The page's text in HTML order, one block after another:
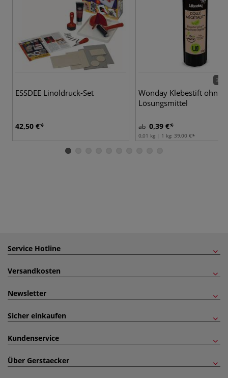
ESSDEE Linoldruck-Set
42,50 €
3
Wonday Klebestift ohne
Lösungsmittel
ab 0,39 €
0,01 kg | 1 kg: 39,00 €
Service Hotline
Versandkosten
Newsletter
Sicher einkaufen
Kundenservice
Über Gerstaecker